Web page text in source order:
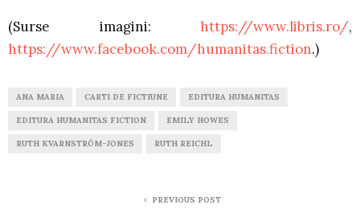
(Surse imagini: https://www.libris.ro/,
https://www.facebook.com/humanitas.fiction.)
ANA MARIA CARTI DE FICTIUNE EDITURA HUMANITAS
EDITURA HUMANITAS FICTION EMILY HOWES
RUTH KVARNSTRÖM-JONES RUTH REICHL
PREVIOUS POST